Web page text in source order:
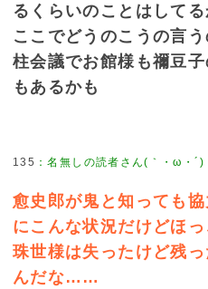
るくらいのことはしてる
ここでどうのこうの言
柱会議でお館様も禰豆
もあるかも
135 ：名無しの読者さん(｀・ω・´)
愈史郎が鬼と知っても
にこんな状況だけどほ
珠世様は失ったけど残
んだな……